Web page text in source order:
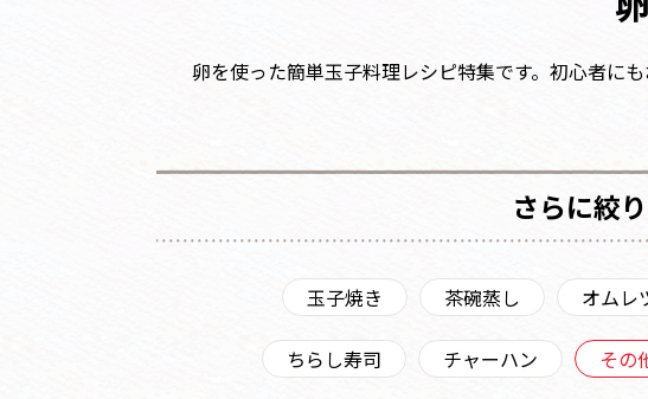
卵を使った簡単玉子料理レシピ特集です。初心者に
さらに絞
玉子焼き 茶碗蒸し オムレ
ちらし寿司 チャーハン その